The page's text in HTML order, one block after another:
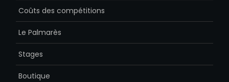
Coûts des compétitions
Le Palmarès
Stages
Boutique